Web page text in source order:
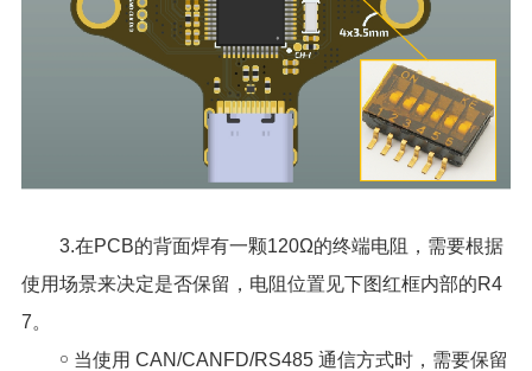
3.在PCB的背面焊有一颗120Ω的终端电阻，需要根据
使用场景来决定是否保留，电阻位置见下图红框内部的R4
7。
￮ 当使用 CAN/CANFD/RS485 通信方式时，需要保留